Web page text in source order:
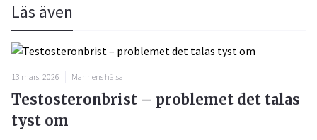
Läs även
13 mars, 2026 Mannens hälsa
Testosteronbrist – problemet det talas
tyst om